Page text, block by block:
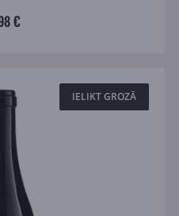
€
IELIKT GROZĀ